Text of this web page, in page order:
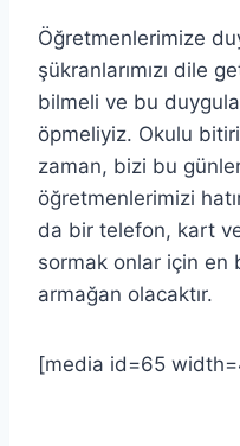
Öğretmenlerimize
şükranlarımızı dile
bilmeli ve bu
öpmeliyiz. Okulu
zaman, bizi bu
öğretmenlerimizi
da bir telefon, kart
sormak onlar için en
armağan olacaktır.
[media id=65